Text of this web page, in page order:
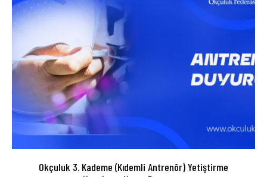
Okçuluk 3. Kademe (Kıdemli Antrenör) Yetiştirme